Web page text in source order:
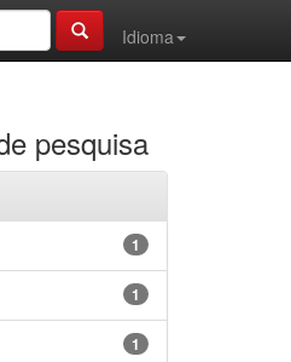
Idioma
pesquisa
1
1
1